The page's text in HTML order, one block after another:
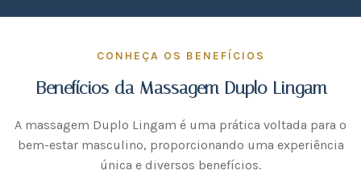
CONHEÇA OS BENEFÍCIOS
Benefícios da Massagem Duplo Lingam
A massagem Duplo Lingam é uma prática voltada para o
bem-estar masculino, proporcionando uma experiência
única e diversos benefícios.